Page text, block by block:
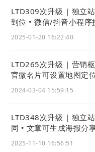
名片小程序中“官网
版块，可以选择显示
样式。专业型官微显
流到公司自有私域
淀的目标。
LTD309次升级 | 独立
到位 • 微信/抖音小程序
2025-01-20 16:22:40
LTD265次升级 | 营销
官微名片可设置地图定
2024-03-04 15:59:15
LTD348次升级 | 独立
同 • 文章可生成海报分
2025-11-10 16:56:51